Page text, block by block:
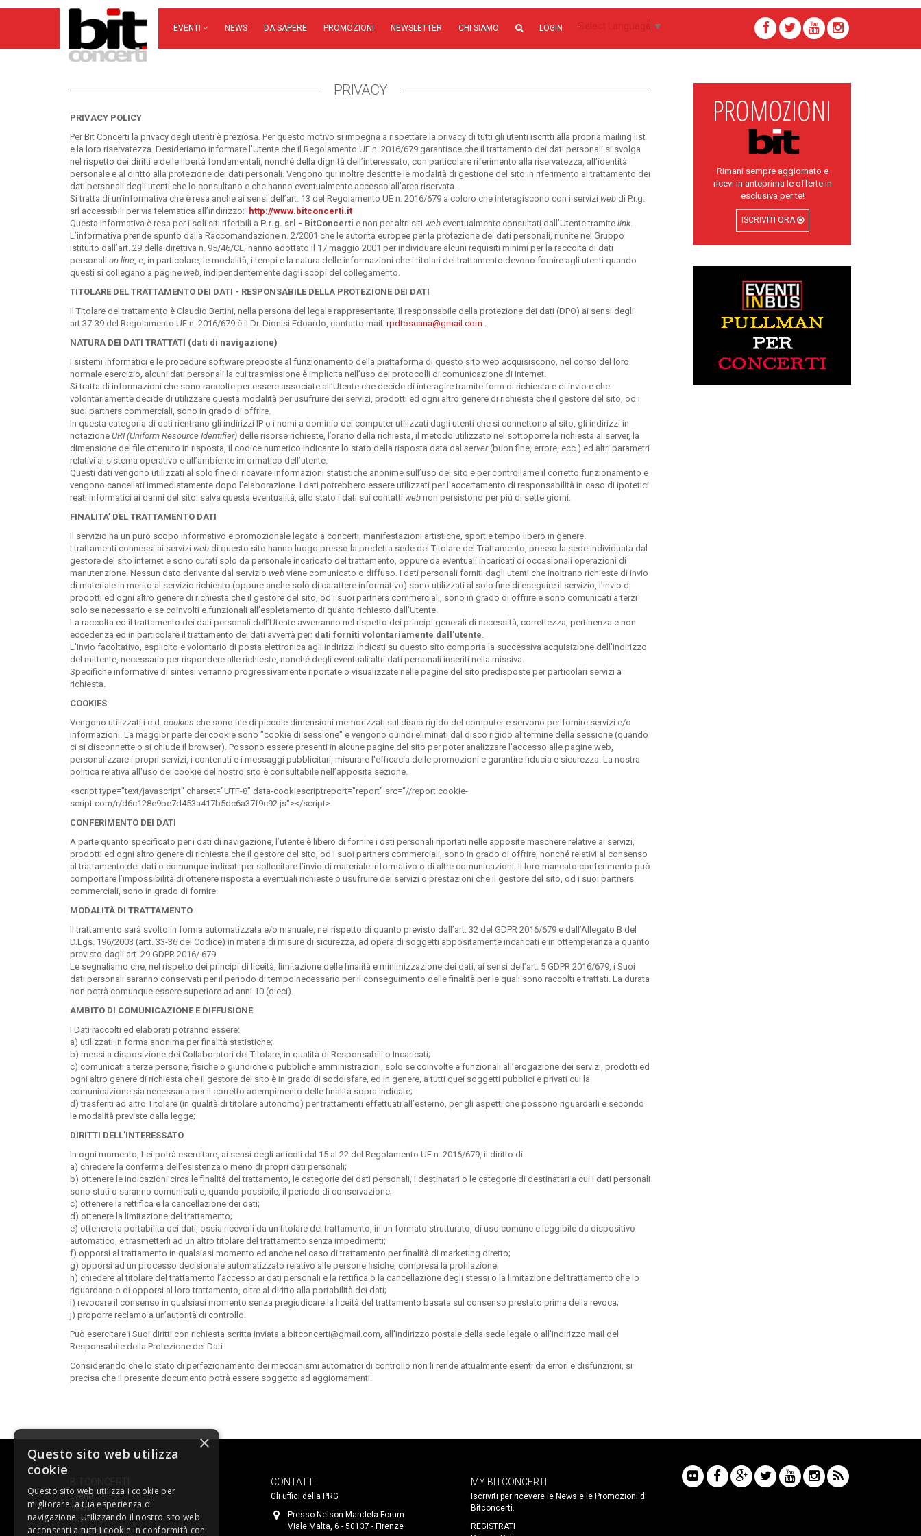
EVENTI NEWS DA SAPERE PROMOZIONI NEWSLETTER CHI SIAMO LOGIN ▼
PRIVACY
PRIVACY POLICY
Per Bit Concerti la privacy degli utenti è preziosa. Per questo motivo si impegna a rispettare la privacy di tutti gli utenti iscritti alla propria mailing list
e la loro riservatezza. Desideriamo informare l’Utente che il Regolamento UE n. 2016/679 garantisce che il trattamento dei dati personali si svolga
nel rispetto dei diritti e delle libertà fondamentali, nonché della dignità dell’interessato, con particolare riferimento alla riservatezza, all'identità
personale e al diritto alla protezione dei dati personali. Vengono qui inoltre descritte le modalità di gestione del sito in riferimento al trattamento dei
dati personali degli utenti che lo consultano e che hanno eventualmente accesso all’area riservata.
Si tratta di un’informativa che è resa anche ai sensi dell’art. 13 del Regolamento UE n. 2016/679 a coloro che interagiscono con i servizi web di P.r.g.
srl accessibili per via telematica all’indirizzo: http://www.bitconcerti.it
Questa informativa è resa per i soli siti riferibili a P.r.g. srl - BitConcerti e non per altri siti web eventualmente consultati dall’Utente tramite link.
L’informativa prende spunto dalla Raccomandazione n. 2/2001 che le autorità europee per la protezione dei dati personali, riunite nel Gruppo
istituito dall’art. 29 della direttiva n. 95/46/CE, hanno adottato il 17 maggio 2001 per individuare alcuni requisiti minimi per la raccolta di dati
personali on-line, e, in particolare, le modalità, i tempi e la natura delle informazioni che i titolari del trattamento devono fornire agli utenti quando
questi si collegano a pagine web, indipendentemente dagli scopi del collegamento.
TITOLARE DEL TRATTAMENTO DEI DATI - RESPONSABILE DELLA PROTEZIONE DEI DATI
Il Titolare del trattamento è Claudio Bertini, nella persona del legale rappresentante; Il responsabile della protezione dei dati (DPO) ai sensi degli
art.37-39 del Regolamento UE n. 2016/679 è il Dr. Dionisi Edoardo, contatto mail: rpdtoscana@gmail.com .
NATURA DEI DATI TRATTATI (dati di navigazione)
I sistemi informatici e le procedure software preposte al funzionamento della piattaforma di questo sito web acquisiscono, nel corso del loro
normale esercizio, alcuni dati personali la cui trasmissione è implicita nell’uso dei protocolli di comunicazione di Internet.
Si tratta di informazioni che sono raccolte per essere associate all’Utente che decide di interagire tramite form di richiesta e di invio e che
volontariamente decide di utilizzare questa modalità per usufruire dei servizi, prodotti ed ogni altro genere di richiesta che il gestore del sito, od i
suoi partners commerciali, sono in grado di offrire.
In questa categoria di dati rientrano gli indirizzi IP o i nomi a dominio dei computer utilizzati dagli utenti che si connettono al sito, gli indirizzi in
notazione URI (Uniform Resource Identifier) delle risorse richieste, l’orario della richiesta, il metodo utilizzato nel sottoporre la richiesta al server, la
dimensione del file ottenuto in risposta, il codice numerico indicante lo stato della risposta data dal server(buon fine, errore, ecc.) ed altri parametri
relativi al sistema operativo e all’ambiente informatico dell’utente.
Questi dati vengono utilizzati al solo fine di ricavare informazioni statistiche anonime sull’uso del sito e per controllarne il corretto funzionamento e
vengono cancellati immediatamente dopo l’elaborazione. I dati potrebbero essere utilizzati per l’accertamento di responsabilità in caso di ipotetici
reati informatici ai danni del sito: salva questa eventualità, allo stato i dati sui contatti web non persistono per più di sette giorni.
FINALITA’ DEL TRATTAMENTO DATI
Il servizio ha un puro scopo informativo e promozionale legato a concerti, manifestazioni artistiche, sport e tempo libero in genere.
I trattamenti connessi ai servizi web di questo sito hanno luogo presso la predetta sede del Titolare del Trattamento, presso la sede individuata dal
gestore del sito internet e sono curati solo da personale incaricato del trattamento, oppure da eventuali incaricati di occasionali operazioni di
manutenzione. Nessun dato derivante dal servizio web viene comunicato o diffuso. I dati personali forniti dagli utenti che inoltrano richieste di invio
di materiale in merito al servizio richiesto (oppure anche solo di carattere informativo) sono utilizzati al solo fine di eseguire il servizio, l’invio di
prodotti ed ogni altro genere di richiesta che il gestore del sito, od i suoi partners commerciali, sono in grado di offrire e sono comunicati a terzi
solo se necessario e se coinvolti e funzionali all’espletamento di quanto richiesto dall’Utente.
La raccolta ed il trattamento dei dati personali dell’Utente avverranno nel rispetto dei principi generali di necessità, correttezza, pertinenza e non
eccedenza ed in particolare il trattamento dei dati avverrà per: dati forniti volontariamente dall'utente.
L’invio facoltativo, esplicito e volontario di posta elettronica agli indirizzi indicati su questo sito comporta la successiva acquisizione dell’indirizzo
del mittente, necessario per rispondere alle richieste, nonché degli eventuali altri dati personali inseriti nella missiva.
Specifiche informative di sintesi verranno progressivamente riportate o visualizzate nelle pagine del sito predisposte per particolari servizi a
richiesta.
COOKIES
Vengono utilizzati i c.d. cookies che sono file di piccole dimensioni memorizzati sul disco rigido del computer e servono per fornire servizi e/o
informazioni. La maggior parte dei cookie sono "cookie di sessione" e vengono quindi eliminati dal disco rigido al termine della sessione (quando
ci si disconnette o si chiude il browser). Possono essere presenti in alcune pagine del sito per poter analizzare l'accesso alle pagine web,
personalizzare i propri servizi, i contenuti e i messaggi pubblicitari, misurare l'efficacia delle promozioni e garantire fiducia e sicurezza. La nostra
politica relativa all'uso dei cookie del nostro sito è consultabile nell’apposita sezione.
<script type="text/javascript" charset="UTF-8" data-cookiescriptreport="report" src="//report.cookie-
script.com/r/d6c128e9be7d453a417b5dc6a37f9c92.js"></script>
CONFERIMENTO DEI DATI
A parte quanto specificato per i dati di navigazione, l’utente è libero di fornire i dati personali riportati nelle apposite maschere relative ai servizi,
prodotti ed ogni altro genere di richiesta che il gestore del sito, od i suoi partners commerciali, sono in grado di offrire, nonché relativi al consenso
al trattamento dei dati o comunque indicati per sollecitare l’invio di materiale informativo o di altre comunicazioni. Il loro mancato conferimento può
comportare l’impossibilità di ottenere risposta a eventuali richieste o usufruire dei servizi o prestazioni che il gestore del sito, od i suoi partners
commerciali, sono in grado di fornire.
MODALITÀ DI TRATTAMENTO
Il trattamento sarà svolto in forma automatizzata e/o manuale, nel rispetto di quanto previsto dall’art. 32 del GDPR 2016/679 e dall’Allegato B del
D.Lgs. 196/2003 (artt. 33-36 del Codice) in materia di misure di sicurezza, ad opera di soggetti appositamente incaricati e in ottemperanza a quanto
previsto dagli art. 29 GDPR 2016/ 679.
Le segnaliamo che, nel rispetto dei principi di liceità, limitazione delle finalità e minimizzazione dei dati, ai sensi dell’art. 5 GDPR 2016/679, i Suoi
dati personali saranno conservati per il periodo di tempo necessario per il conseguimento delle finalità per le quali sono raccolti e trattati. La durata
non potrà comunque essere superiore ad anni 10 (dieci).
AMBITO DI COMUNICAZIONE E DIFFUSIONE
I Dati raccolti ed elaborati potranno essere:
a) utilizzati in forma anonima per finalità statistiche;
b) messi a disposizione dei Collaboratori del Titolare, in qualità di Responsabili o Incaricati;
c) comunicati a terze persone, fisiche o giuridiche o pubbliche amministrazioni, solo se coinvolte e funzionali all’erogazione dei servizi, prodotti ed
ogni altro genere di richiesta che il gestore del sito è in grado di soddisfare, ed in genere, a tutti quei soggetti pubblici e privati cui la
comunicazione sia necessaria per il corretto adempimento delle finalità sopra indicate;
d) trasferiti ad altro Titolare (in qualità di titolare autonomo) per trattamenti effettuati all’esterno, per gli aspetti che possono riguardarli e secondo
le modalità previste dalla legge;
DIRITTI DELL’INTERESSATO
In ogni momento, Lei potrà esercitare, ai sensi degli articoli dal 15 al 22 del Regolamento UE n. 2016/679, il diritto di:
a) chiedere la conferma dell’esistenza o meno di propri dati personali;
b) ottenere le indicazioni circa le finalità del trattamento, le categorie dei dati personali, i destinatari o le categorie di destinatari a cui i dati personali
sono stati o saranno comunicati e, quando possibile, il periodo di conservazione;
c) ottenere la rettifica e la cancellazione dei dati;
d) ottenere la limitazione del trattamento;
e) ottenere la portabilità dei dati, ossia riceverli da un titolare del trattamento, in un formato strutturato, di uso comune e leggibile da dispositivo
automatico, e trasmetterli ad un altro titolare del trattamento senza impedimenti;
f) opporsi al trattamento in qualsiasi momento ed anche nel caso di trattamento per finalità di marketing diretto;
g) opporsi ad un processo decisionale automatizzato relativo alle persone ﬁsiche, compresa la profilazione;
h) chiedere al titolare del trattamento l’accesso ai dati personali e la rettifica o la cancellazione degli stessi o la limitazione del trattamento che lo
riguardano o di opporsi al loro trattamento, oltre al diritto alla portabilità dei dati;
i) revocare il consenso in qualsiasi momento senza pregiudicare la liceità del trattamento basata sul consenso prestato prima della revoca;
j) proporre reclamo a un’autorità di controllo.
Può esercitare i Suoi diritti con richiesta scritta inviata a bitconcerti@gmail.com, all'indirizzo postale della sede legale o all’indirizzo mail del
Responsabile della Protezione dei Dati.
Considerando che lo stato di perfezionamento dei meccanismi automatici di controllo non li rende attualmente esenti da errori e disfunzioni, si
precisa che il presente documento potrà essere soggetto ad aggiornamenti.
Rimani sempre aggiornato e
ricevi in anteprima le offerte in
esclusiva per te!
ISCRIVITI ORA
BITCONCERTI
Eventi
News
Trasparenza
Prevendite
CONTATTI
Gli uffici della PRG
Presso Nelson Mandela Forum
Viale Malta, 6 - 50137 - Firenze
MY BITCONCERTI
Iscriviti per ricevere le News e le Promozioni di
Bitconcerti.
REGISTRATI
×
Questo sito web utilizza
cookie
Questo sito web utilizza i cookie per
migliorare la tua esperienza di
navigazione. Utilizzando il nostro sito web
acconsenti a tutti i cookie in conformità con